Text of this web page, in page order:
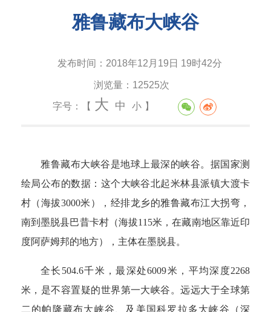
雅鲁藏布大峡谷
发布时间： 2018年12月19日 19时42分
浏览量： 12525次
字号：【 大 中 小 】
雅鲁藏布大峡谷是地球上最深的峡谷。据国家测
绘局公布的数据：这个大峡谷北起米林县派镇大渡卡
村（海拔3000米），经排龙乡的雅鲁藏布江大拐弯，
南到墨脱县巴昔卡村（海拔115米，在藏南地区靠近印
度阿萨姆邦的地方），主体在墨脱县。
全长504.6千米，最深处6009米，平均深度2268
米，是不容置疑的世界第一大峡谷。远远大于全球第
二的帕隆藏布大峡谷、及美国科罗拉多大峡谷（深